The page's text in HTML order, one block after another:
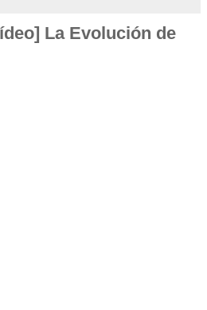
La Evolución de